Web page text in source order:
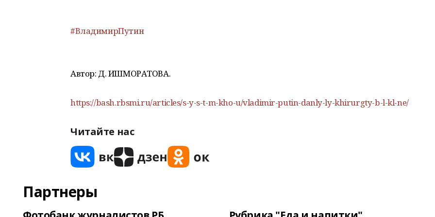
#ВладимирПутин
Автор: Д. ИШМОРАТОВА.
https://bash.rbsmi.ru/articles/s-y-s-t-m-kho-u/vladimir-putin-danly-ly-khirurgty-b-l-kl-ne/
Читайте нас
Партнеры